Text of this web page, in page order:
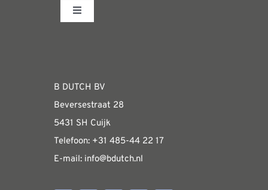
Toggle
WEBSHOP
Algemene informatie &
Verzendkosten
B DUTCH BV
Beversestraat 28
5431 SH Cuijk
Telefoon: +31 485-44 22 17
E-mail: info@bdutch.nl